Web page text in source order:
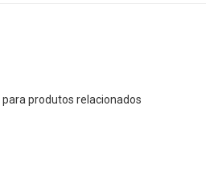
produtos relacionados